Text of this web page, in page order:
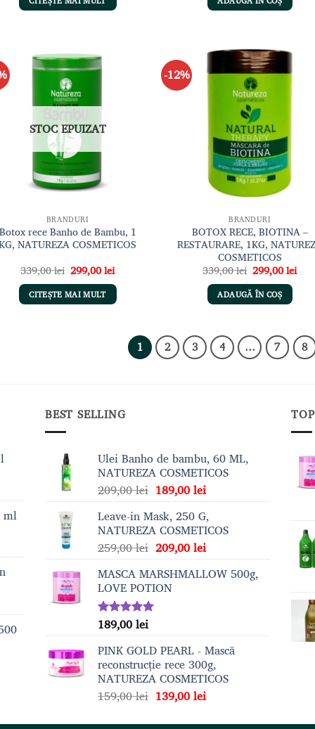
fost:
339,00 lei.
299,00 lei.
STOC EPUIZAT
BRANDURI
rece Banho de Bambu, 1
NATUREZA COSMETICOS
339,00lei Prețul
inițial
a
fost:
339,00 lei.
299,00leiPrețul
curent
este:
299,00 lei.
CITEȘTE MAI MULT
-12%
BRANDURI
BOTOX RECE, BIOTINA –
RESTAURARE, 1KG,
COSMETICOS
339,00lei Prețul
inițial
a
fost:
339,00 lei.
299,00leiPrețul
ADAUGĂ ÎN COȘ
1 2 3 4 … 7 8
ml
BEST SELLING
Ulei Banho de bambu, 60 ML,
NATUREZA COSMETICOS
209,00lei Prețul
a
fost:
209,00 lei.
189,00leiPrețul
este:
189,00 lei.
Leave-in Mask, 250 G,
NATUREZA COSMETICOS
259,00lei Prețul
a
fost:
209,00leiPrețul
este:
MASCA MARSHMALLOW 500g,
LOVE POTION
Evaluat la
5.00din 5
189,00lei
PINK GOLD PEARL - Mască
reconstrucție rece 300g,
NATUREZA COSMETICOS
159,00lei Prețul
a
139,00leiPrețul
este: